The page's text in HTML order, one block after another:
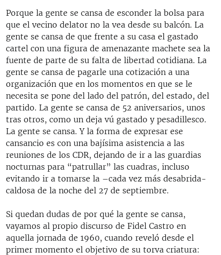
Porque la gente se cansa de esconder la bolsa para
que el vecino delator no la vea desde su balcón. La
gente se cansa de que frente a su casa el gastado
cartel con una figura de amenazante machete sea la
fuente de parte de su falta de libertad cotidiana. La
gente se cansa de pagarle una cotización a una
organización que en los momentos en que se le
necesita se pone del lado del patrón, del estado, del
partido. La gente se cansa de 52 aniversarios, unos
tras otros, como un deja vú gastado y pesadillesco.
La gente se cansa. Y la forma de expresar ese
cansancio es con una bajísima asistencia a las
reuniones de los CDR, dejando de ir a las guardias
nocturnas para “patrullar” las cuadras, incluso
evitando ir a tomarse la –cada vez más desabrida-
caldosa de la noche del 27 de septiembre.
Si quedan dudas de por qué la gente se cansa,
vayamos al propio discurso de Fidel Castro en
aquella jornada de 1960, cuando reveló desde el
primer momento el objetivo de su torva criatura: